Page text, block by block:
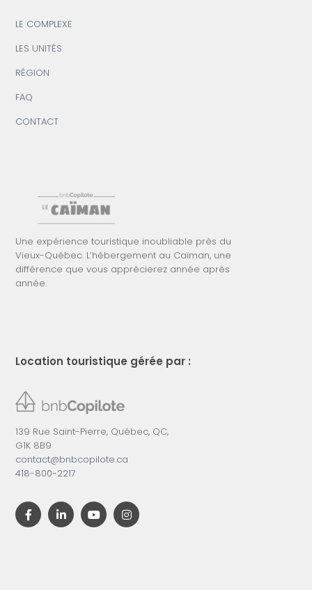
LE COMPLEXE
LES UNITÉS
RÉGION
FAQ
CONTACT
Une expérience touristique inoubliable près du
Vieux-Québec. L’hébergement au Caïman, une
différence que vous apprécierez année après
année.
Location touristique gérée par :
139 Rue Saint-Pierre, Québec, QC,
G1K 8B9
contact@bnbcopilote.ca
418-800-2217